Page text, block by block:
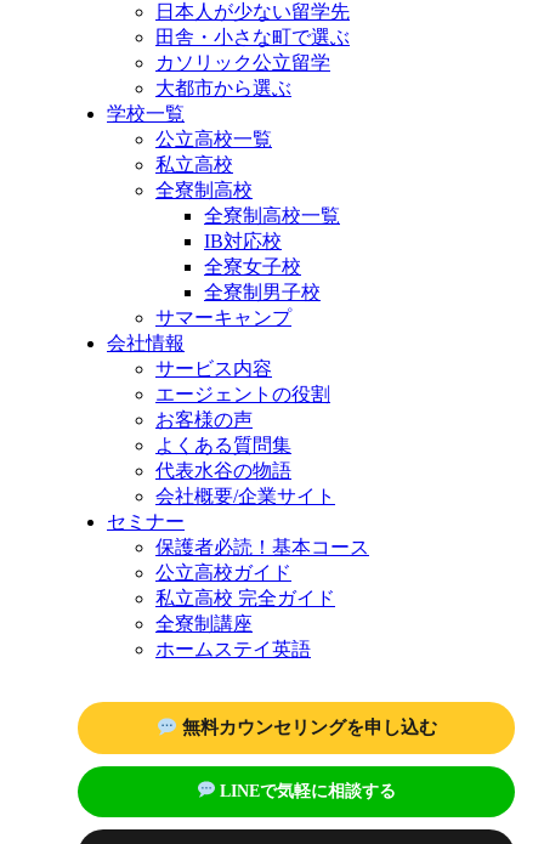
日本人が少ない留学先
田舎・小さな町で選ぶ
カソリック公立留学
大都市から選ぶ
学校一覧
公立高校一覧
私立高校
全寮制高校
全寮制高校一覧
IB対応校
全寮女子校
全寮制男子校
サマーキャンプ
会社情報
サービス内容
エージェントの役割
お客様の声
よくある質問集
代表水谷の物語
会社概要/企業サイト
セミナー
保護者必読！基本コース
公立高校ガイド
私立高校 完全ガイド
全寮制講座
ホームステイ英語
無料カウンセリングを申し込む
LINEで気軽に相談する